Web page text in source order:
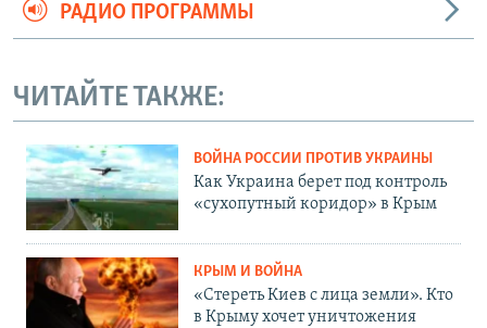
РАДИО ПРОГРАММЫ
ЧИТАЙТЕ ТАКЖЕ:
ВОЙНА РОССИИ ПРОТИВ УКРАИНЫ
Как Украина берет под контроль
«сухопутный коридор» в Крым
КРЫМ И ВОЙНА
«Стереть Киев с лица земли». Кто
в Крыму хочет уничтожения